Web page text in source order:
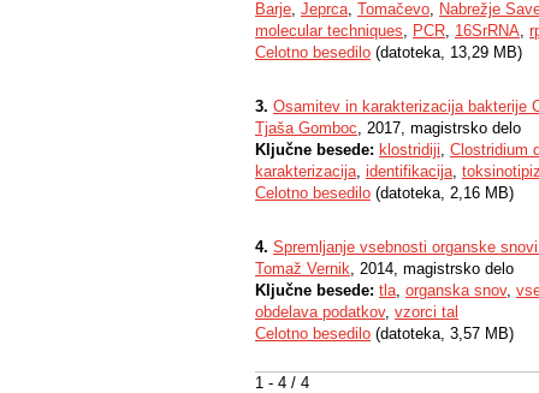
1 - 4 / 4
Barje, Jeprca, Tomačevo, Nabrežje
molecular techniques, PCR, 16SrRNA,
Celotno besedilo (datoteka, 13,29 MB)
3. Osamitev in karakterizacija bakterije
Tjaša Gomboc, 2017, magistrsko delo
Ključne besede: klostridiji, Clostridium
karakterizacija, identifikacija,
Celotno besedilo (datoteka, 2,16 MB)
4. Spremljanje vsebnosti organske
Tomaž Vernik, 2014, magistrsko delo
Ključne besede: tla, organska snov,
obdelava podatkov, vzorci tal
Celotno besedilo (datoteka, 3,57 MB)